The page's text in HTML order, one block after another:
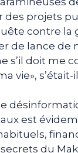
projets
contre la
de lance de
s’il doit me
vie», s’était-
est
du